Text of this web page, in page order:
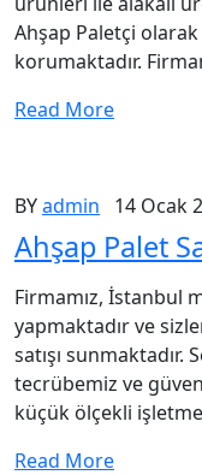
Ahşap Paletçi
korumaktadır.
Read More
BYadmin 14 Ocak
Ahşap Palet
Firmamız, İstanbul
yapmaktadır ve
satışı sunmaktadır.
tecrübemiz ve
küçük ölçekli
Read More